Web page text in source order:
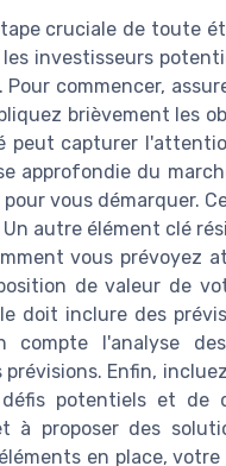
cruciale de toute
investisseurs
commencer,
brièvement les
capturer
approfondie du
vous démarquer.
autre élément clé
vous prévoyez
de valeur de
doit inclure des
l'analyse
Enfin,
potentiels et de
à proposer des
en place,